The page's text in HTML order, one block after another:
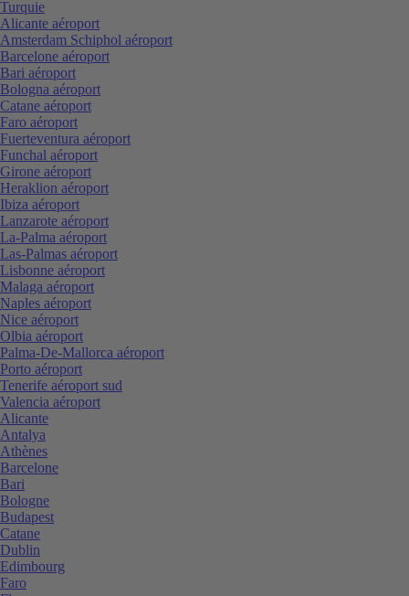
Turquie
Alicante aéroport
Amsterdam Schiphol aéroport
Barcelone aéroport
Bari aéroport
Bologna aéroport
Catane aéroport
Faro aéroport
Fuerteventura aéroport
Funchal aéroport
Girone aéroport
Heraklion aéroport
Ibiza aéroport
Lanzarote aéroport
La-Palma aéroport
Las-Palmas aéroport
Lisbonne aéroport
Malaga aéroport
Naples aéroport
Nice aéroport
Olbia aéroport
Palma-De-Mallorca aéroport
Porto aéroport
Tenerife aéroport sud
Valencia aéroport
Alicante
Antalya
Athènes
Barcelone
Bari
Bologne
Budapest
Catane
Dublin
Edimbourg
Faro